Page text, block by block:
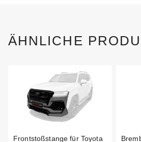
ÄHNLICHE
Frontstoßstange für Toyota